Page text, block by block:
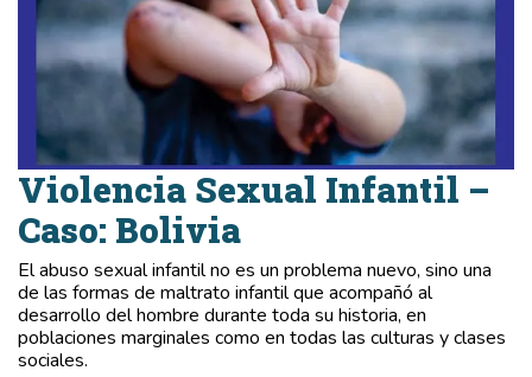
Violencia Sexual Infantil –
Caso: Bolivia
El abuso sexual infantil no es un problema nuevo, sino una
de las formas de maltrato infantil que acompañó al
desarrollo del hombre durante toda su historia, en
poblaciones marginales como en todas las culturas y clases
sociales.